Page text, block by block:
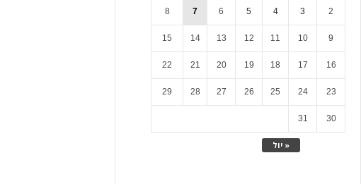
« יול
2
3
4
5
6
7
8
9
10
11
12
13
14
15
16
17
18
19
20
21
22
23
24
25
26
27
28
29
30
31